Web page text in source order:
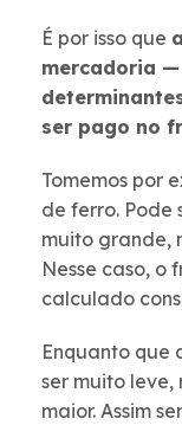
É por isso que
mercadoria
ser pago no
Tomemos por
de ferro. Pode
muito grande,
Nesse caso, o
calculado
Enquanto que
ser muito
maior. Assim